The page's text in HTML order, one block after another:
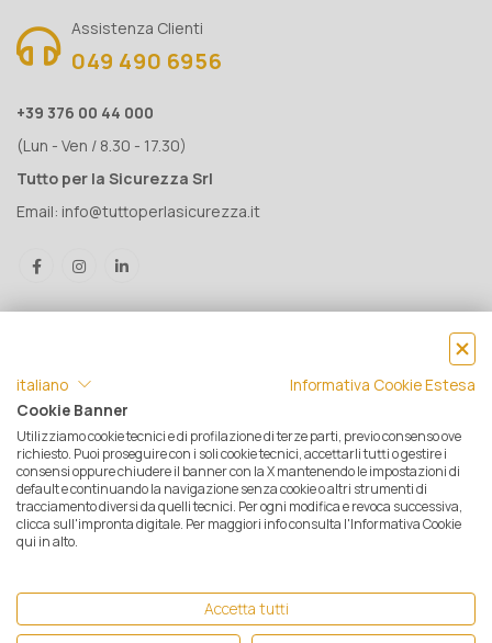
Assistenza Clienti
049 490 6956
+39 376 00 44 000
(Lun - Ven / 8.30 - 17.30)
Tutto per la Sicurezza Srl
Email: info@tuttoperlasicurezza.it
® Tutto per la Sicurezza Srl IT05500560288 | Rea 471793 - C.S. €
10.000 i.v. | © 2025 Tutti i diritti riservati. Tutto per la sicurezza è un
marchio registrato
Privacy e Cookie Policy|Mappa del sito|Termini e condizioni di
Kitagawa-Riken Keiki-Zefon
italiano
Informativa Cookie Estesa
Cookie Banner
Utilizziamo cookie tecnici e di profilazione di terze parti, previo consenso ove
richiesto. Puoi proseguire con i soli cookie tecnici, accettarli tutti o gestire i
consensi oppure chiudere il banner con la X mantenendo le impostazioni di
default e continuando la navigazione senza cookie o altri strumenti di
tracciamento diversi da quelli tecnici. Per ogni modifica e revoca successiva,
clicca sull'impronta digitale. Per maggiori info consulta l'Informativa Cookie
qui in alto.
Accetta tutti